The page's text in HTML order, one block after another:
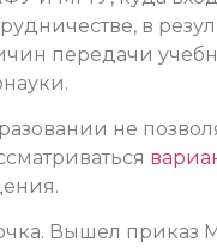
в
передачи
не
Вышел приказ